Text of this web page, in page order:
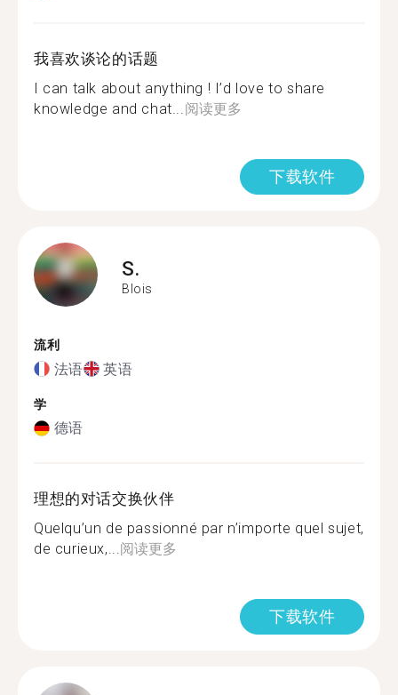
我喜欢谈论的话题
I can talk about anything ! I’d love to share
knowledge and chat...阅读更多
下载软件
S.
Blois
流利
法语 英语
学
德语
理想的对话交换伙伴
Quelqu’un de passionné par n’importe quel sujet,
de curieux,...阅读更多
下载软件